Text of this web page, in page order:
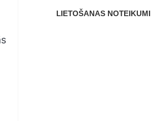
LIETOŠANAS NOTEIKUMI